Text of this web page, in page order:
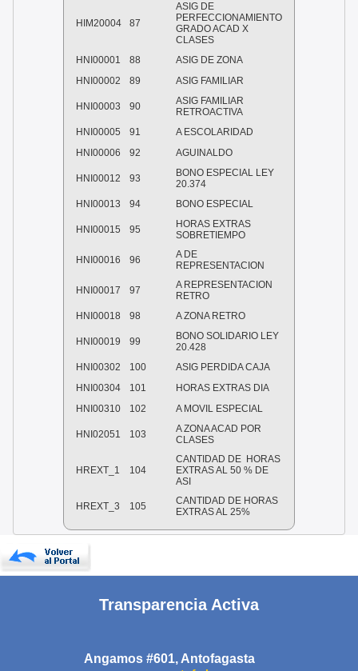
HIM20004 87
ASIG DE
PERFECCIONAMIENTO
GRADO ACAD X
CLASES
HNI00001
88
ASIG DE ZONA
HNI00002
89 ASIG FAMILIAR
HNI00003 90
ASIG FAMILIAR
RETROACTIVA
HNI00005
91
A ESCOLARIDAD
HNI00006
92 AGUINALDO
HNI00012 93
BONO ESPECIAL LEY
20.374
HNI00013
94 BONO ESPECIAL
HNI00015 95
HORAS EXTRAS
SOBRETIEMPO
HNI00016 96
A DE
REPRESENTACION
HNI00017 97
A REPRESENTACION
RETRO
HNI00018
98 A ZONA RETRO
HNI00019 99
BONO SOLIDARIO LEY
20.428
HNI00302
100
ASIG PERDIDA CAJA
HNI00304
101
HORAS EXTRAS DIA
HNI00310
102 A MOVIL ESPECIAL
HNI02051 103
A ZONA ACAD POR
CLASES
HREXT_1 104
CANTIDAD DE HORAS
EXTRAS AL 50 % DE
ASI
HREXT_3 105
CANTIDAD DE HORAS
EXTRAS AL 25%
Transparencia Activa
Angamos #601, Antofagasta